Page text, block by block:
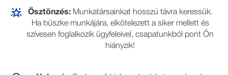
Ösztönzés: Munkatársainkat hosszú távra keressük.
Ha büszke munkájára, elkötelezett a siker mellett és
szívesen foglalkozik ügyfeleivel, csapatunkból pont Ön
hiányzik!